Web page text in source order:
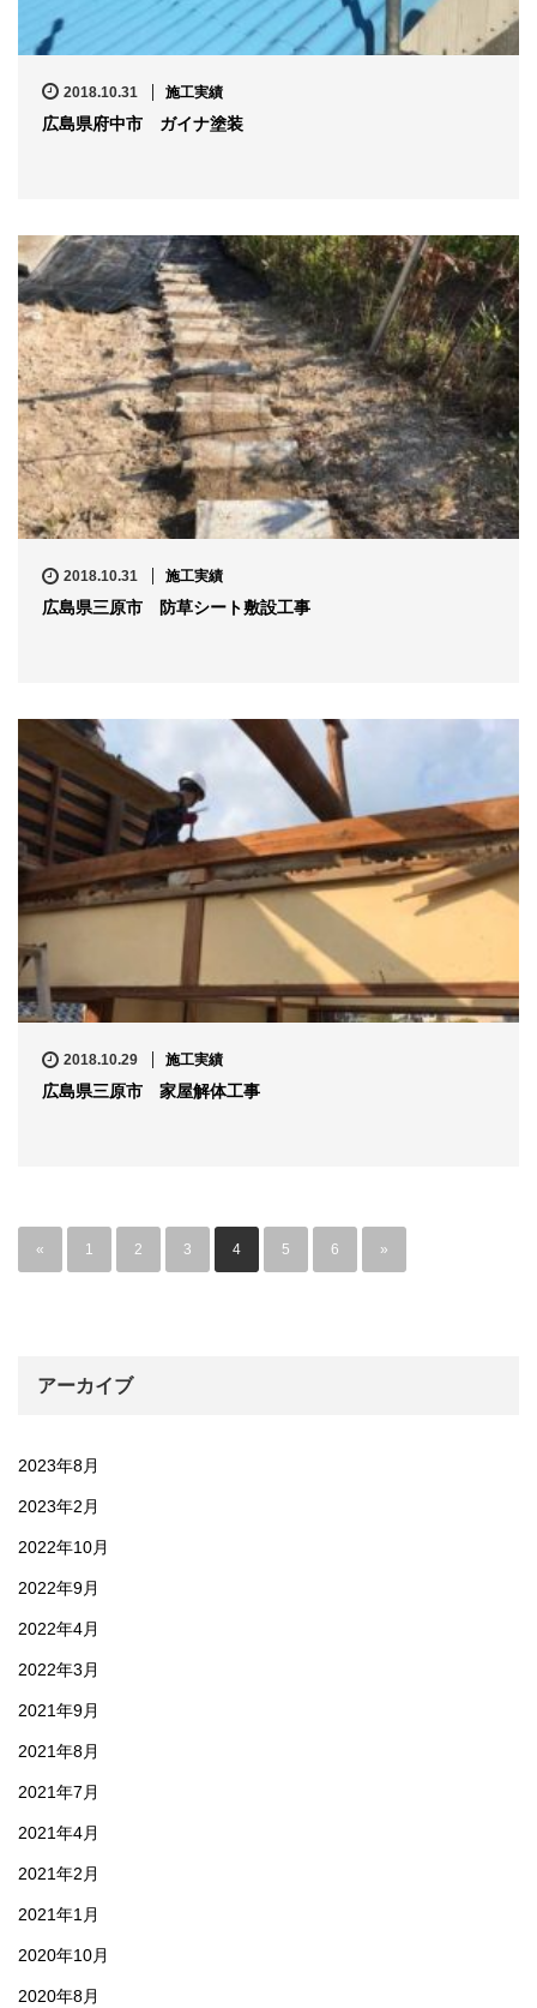
2018.10.31 施工実績
広島県府中市 ガイナ塗装
2018.10.31 施工実績
広島県三原市 防草シート敷設工事
2018.10.29 施工実績
広島県三原市 家屋解体工事
« 1 2 3 4 5 6 »
アーカイブ
2023年8月
2023年2月
2022年10月
2022年9月
2022年4月
2022年3月
2021年9月
2021年8月
2021年7月
2021年4月
2021年2月
2021年1月
2020年10月
2020年8月